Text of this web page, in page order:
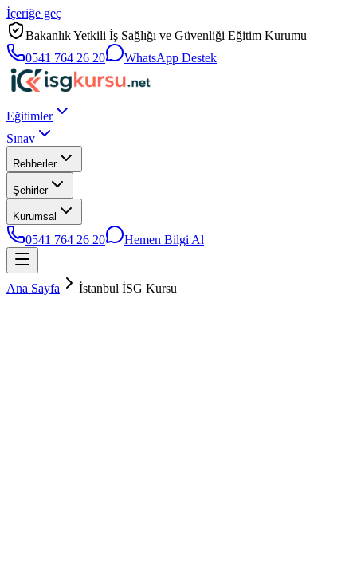
İçeriğe geç
Bakanlık Yetkili İş Sağlığı ve Güvenliği Eğitim Kurumu
0541 764 26 20
WhatsApp Destek
Eğitimler
Sınav
Rehberler
Şehirler
Kurumsal
0541 764 26 20 Hemen Bilgi Al
Ana Sayfa İstanbul İSG Kursu